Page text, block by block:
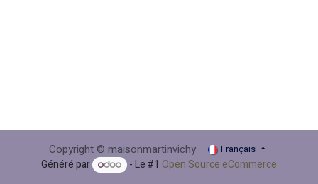
Copyright © maisonmartinvichy Français
Généré par - Le #1 Open Source eCommerce